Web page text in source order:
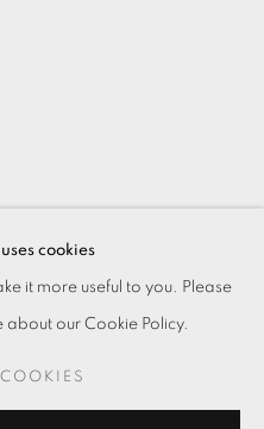
cookies
it more useful to you. Please
about our Cookie Policy.